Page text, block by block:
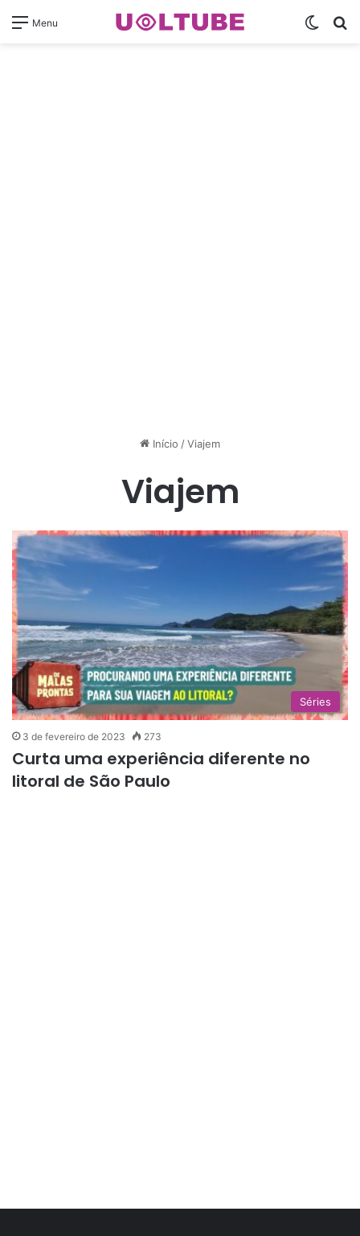
Menu
Início /Viajem
Viajem
Séries
3 de fevereiro de 2023 273
Curta uma experiência diferente no
litoral de São Paulo